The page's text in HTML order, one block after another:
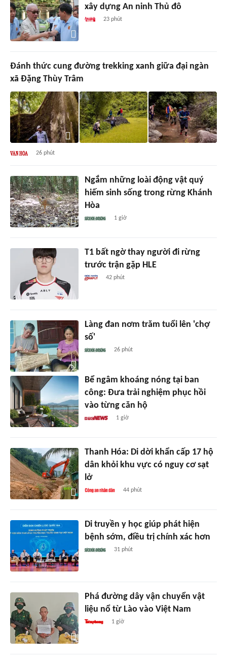
xây dựng An ninh Thủ đô
23 phút
Đánh thức cung đường trekking xanh giữa đại ngàn
xã Đặng Thùy Trâm
26 phút
Ngắm những loài động vật quý
hiếm sinh sống trong rừng Khánh
Hòa
1 giờ
T1 bất ngờ thay người đi rừng
trước trận gặp HLE
42 phút
Làng đan nơm trăm tuổi lên 'chợ
số'
26 phút
Bể ngâm khoáng nóng tại ban
công: Đưa trải nghiệm phục hồi
vào từng căn hộ
1 giờ
Thanh Hóa: Di dời khẩn cấp 17 hộ
dân khỏi khu vực có nguy cơ sạt
lở
44 phút
Di truyền y học giúp phát hiện
bệnh sớm, điều trị chính xác hơn
31 phút
Phá đường dây vận chuyển vật
liệu nổ từ Lào vào Việt Nam
1 giờ